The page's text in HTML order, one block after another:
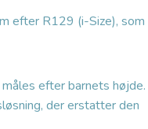
efter R129 (i-Size), som
efter barnets højde.
der erstatter den